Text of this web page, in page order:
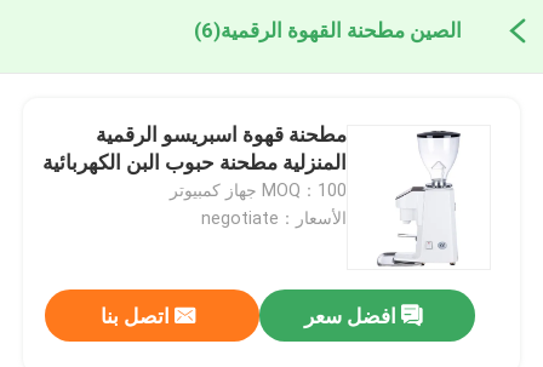
الصين مطحنة القهوة الرقمية(6)
مطحنة قهوة اسبريسو الرقمية
المنزلية مطحنة حبوب البن الكهربائية
MOQ：100 جهاز كمبيوتر
الأسعار：negotiate
افضل سعر اتصل بنا